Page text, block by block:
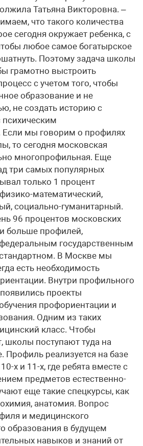
Татьяна Викторовна. –
что такого количества
сегодня окружает ребенка, с
любое самое богатырское
Поэтому задача школы
грамотно выстроить
с учетом того, чтобы
образование и не
не создать историю с
мы говорим о профилях
то сегодня московская
многопрофильная. Еще
три самых популярных
только 1 процент
математический,
социально-гуманитарный.
96 процентов московских
больше профилей,
государственным
В Москве мы
есть необходимость
Внутри профильного
проекты
профориентации и
Одним из таких
класс. Чтобы
школы поступают туда на
Профиль реализуется на базе
х и 11-х, где ребята вместе с
предметов естественно-
еще такие спецкурсы, как
анатомия. Вопрос
и медицинского
образования в будущем
навыков и знаний от